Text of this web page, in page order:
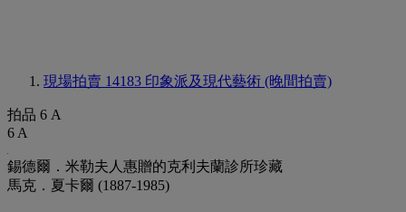
現場拍賣 14183 印象派及現代藝術 (晚間拍賣)
拍品 6 A
6 A
錫德爾．米勒夫人惠贈的克利夫蘭診所珍藏
馬克．夏卡爾 (1887-1985)